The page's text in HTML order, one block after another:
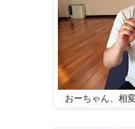
おーちゃん、相